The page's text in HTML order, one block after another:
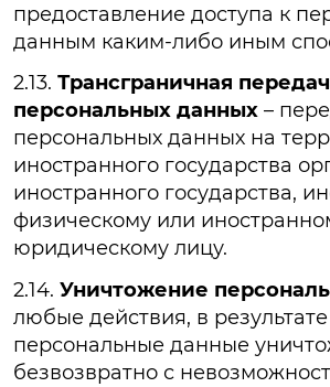
предоставление доступа к
данным каким-либо иным
2.13. Трансграничная
персональных данных –
персональных данных на
иностранного государства
иностранного государства,
физическому или
юридическому лицу.
2.14. Уничтожение
любые действия, в
персональные данные
безвозвратно с